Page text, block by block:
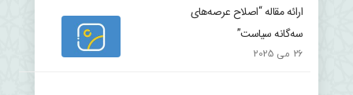
ارائه مقاله “اصلاح عرصه‌های
سه‌گانه سیاست”
26 می 2025